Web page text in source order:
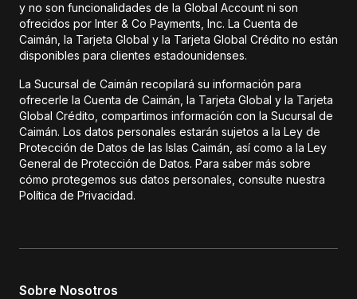
y no son funcionalidades de la Global Account ni son
ofrecidos por Inter & Co Payments, Inc. La Cuenta de
Caimán, la Tarjeta Global y la Tarjeta Global Crédito no están
disponibles para clientes estadounidenses.
La Sucursal de Caimán recopilará su información para
ofrecerle la Cuenta de Caimán, la Tarjeta Global y la Tarjeta
Global Crédito, compartimos información con la Sucursal de
Caimán. Los datos personales estarán sujetos a la Ley de
Protección de Datos de las Islas Caimán, así como a la Ley
General de Protección de Datos. Para saber más sobre
cómo protegemos sus datos personales, consulte nuestra
Política de Privacidad.
Sobre Nosotros